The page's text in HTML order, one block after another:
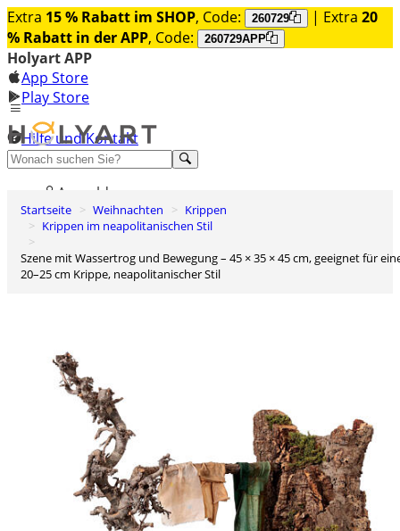
Extra 15 % Rabatt im SHOP, Code: 260729 | Extra 20
% Rabatt in der APP, Code: 260729APP
Holyart APP
App Store
Play Store
Hilfe und Kontakt
Entdecken Sie Premium
Anmelden
Wunschliste
Warenkorb
Startseite Weihnachten
Krippen
Krippen im neapolitanischen Stil
Szene mit Wassertrog und Bewegung – 45 × 35 × 45 cm, geeignet für eine
20–25 cm Krippe, neapolitanischer Stil